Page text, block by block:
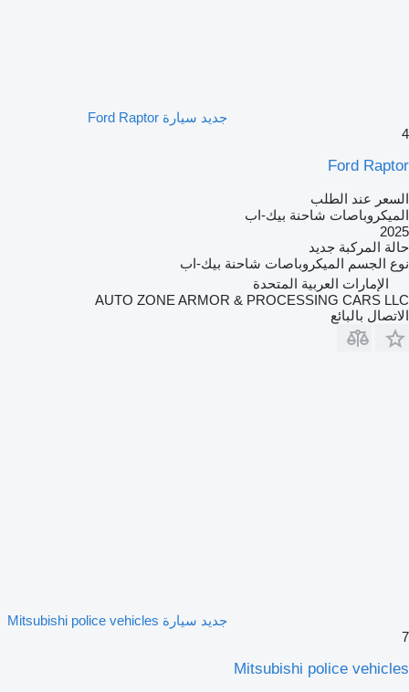
جديد سيارة Ford Raptor
4
Ford Raptor
السعر عند الطلب
الميكروباصات شاحنة بيك-اب
2025
حالة المركبة جديد
نوع الجسم الميكروباصات شاحنة بيك-اب
الإمارات العربية المتحدة
AUTO ZONE ARMOR & PROCESSING CARS LLC
الاتصال بالبائع
جديد سيارة Mitsubishi police vehicles
7
Mitsubishi police vehicles